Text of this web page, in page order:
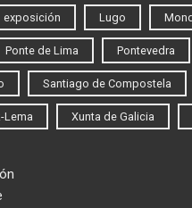
exposición Lugo
Ponte de Lima Pontevedra
Santiago de Compostela
Lema Xunta de Galicia